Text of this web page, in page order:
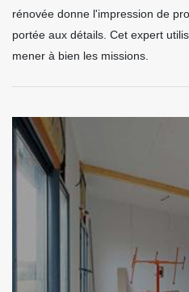
rénovée donne l'impression de
portée aux détails. Cet expert
mener à bien les missions.